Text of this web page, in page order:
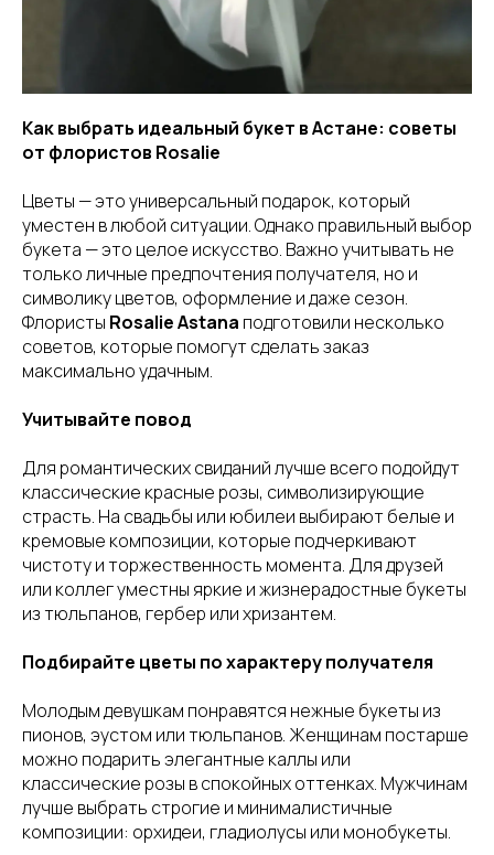
Как выбрать идеальный букет в Астане: советы
от флористов Rosalie
Цветы — это универсальный подарок, который
уместен в любой ситуации. Однако правильный выбор
букета — это целое искусство. Важно учитывать не
только личные предпочтения получателя, но и
символику цветов, оформление и даже сезон.
Флористы Rosalie Astana подготовили несколько
советов, которые помогут сделать заказ
максимально удачным.
Учитывайте повод
Для романтических свиданий лучше всего подойдут
классические красные розы, символизирующие
страсть. На свадьбы или юбилеи выбирают белые и
кремовые композиции, которые подчеркивают
чистоту и торжественность момента. Для друзей
или коллег уместны яркие и жизнерадостные букеты
из тюльпанов, гербер или хризантем.
Подбирайте цветы по характеру получателя
Молодым девушкам понравятся нежные букеты из
пионов, эустом или тюльпанов. Женщинам постарше
можно подарить элегантные каллы или
классические розы в спокойных оттенках. Мужчинам
лучше выбрать строгие и минималистичные
композиции: орхидеи, гладиолусы или монобукеты.